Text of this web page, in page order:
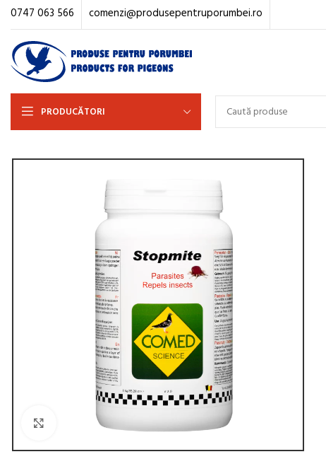
0747 063 566 comenzi@produsepentruporumbei.ro
PRODUCĂTORI
Click to enlarge